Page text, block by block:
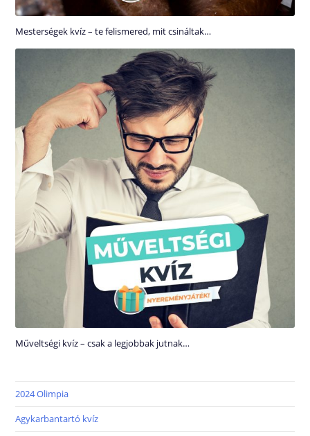
Mesterségek kvíz – te felismered, mit csináltak…
Műveltségi kvíz – csak a legjobbak jutnak…
2024 Olimpia
Agykarbantartó kvíz